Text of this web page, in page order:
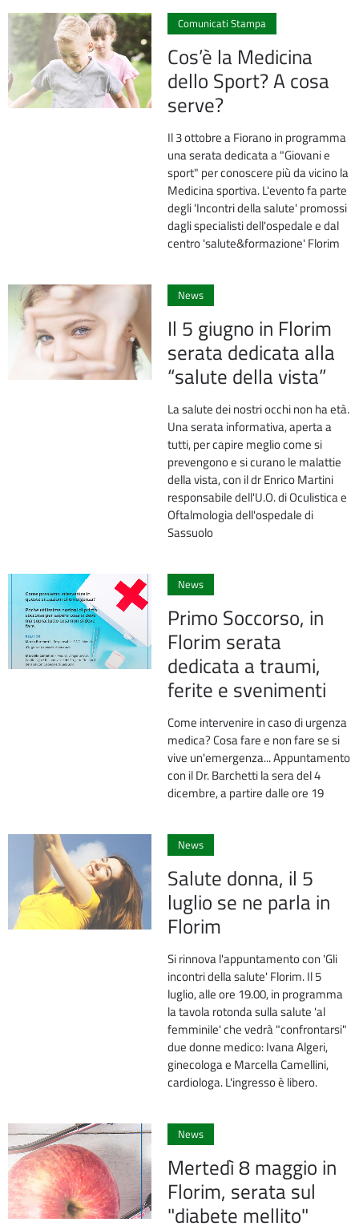
Comunicati Stampa
Cos’è la Medicina
dello Sport? A cosa
serve?
Il 3 ottobre a Fiorano in programma
una serata dedicata a "Giovani e
sport" per conoscere più da vicino la
Medicina sportiva. L'evento fa parte
degli 'Incontri della salute' promossi
dagli specialisti dell'ospedale e dal
centro 'salute&formazione' Florim
News
Il 5 giugno in Florim
serata dedicata alla
“salute della vista”
La salute dei nostri occhi non ha età.
Una serata informativa, aperta a
tutti, per capire meglio come si
prevengono e si curano le malattie
della vista, con il dr Enrico Martini
responsabile dell'U.O. di Oculistica e
Oftalmologia dell'ospedale di
Sassuolo
News
Primo Soccorso, in
Florim serata
dedicata a traumi,
ferite e svenimenti
Come intervenire in caso di urgenza
medica? Cosa fare e non fare se si
vive un'emergenza... Appuntamento
con il Dr. Barchetti la sera del 4
dicembre, a partire dalle ore 19
News
Salute donna, il 5
luglio se ne parla in
Florim
Si rinnova l'appuntamento con 'Gli
incontri della salute' Florim. Il 5
luglio, alle ore 19.00, in programma
la tavola rotonda sulla salute 'al
femminile' che vedrà "confrontarsi"
due donne medico: Ivana Algeri,
ginecologa e Marcella Camellini,
cardiologa. L'ingresso è libero.
News
Mertedì 8 maggio in
Florim, serata sul
"diabete mellito"